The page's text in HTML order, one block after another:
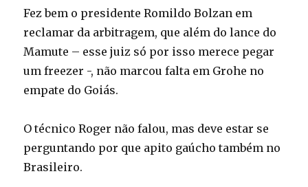
Fez bem o presidente Romildo Bolzan em
reclamar da arbitragem, que além do lance do
Mamute – esse juiz só por isso merece pegar
um freezer -, não marcou falta em Grohe no
empate do Goiás.
O técnico Roger não falou, mas deve estar se
perguntando por que apito gaúcho também no
Brasileiro.